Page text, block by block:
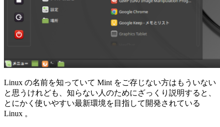
Linux の名前を知っていて Mint をご存じない方はもういない
と思うけれども、知らない人のためにざっくり説明すると、
とにかく使いやすい最新環境を目指して開発されている
Linux 。